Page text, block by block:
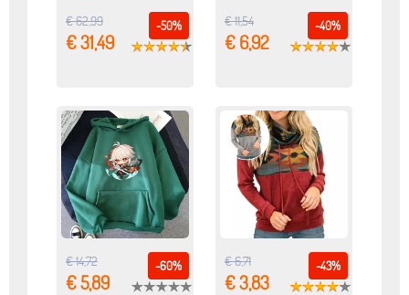
-50%
€ 62,99
€ 31,49
-40%
€ 11,54
€ 6,92
-60%
€ 14,72
€ 5,89
-43%
€ 6,71
€ 3,83